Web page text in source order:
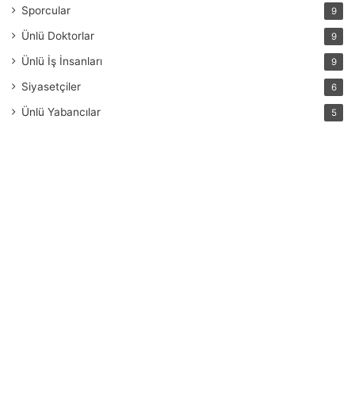
Sporcular 9
Ünlü Doktorlar 9
Ünlü İş İnsanları 9
Siyasetçiler 6
Ünlü Yabancılar 5